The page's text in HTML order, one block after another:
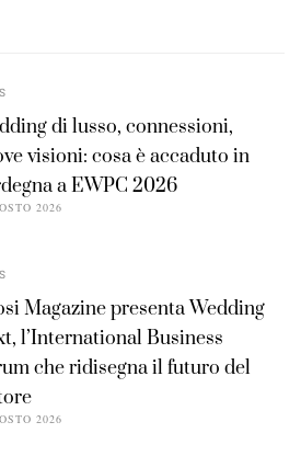
di lusso, connessioni,
visioni: cosa è accaduto in
a EWPC 2026
2026
Magazine presenta Wedding
l’International Business
che ridisegna il futuro del
2026